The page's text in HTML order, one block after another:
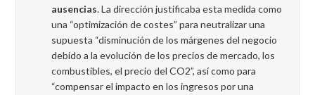
ausencias. La dirección justificaba esta medida como
una “optimización de costes” para neutralizar una
supuesta “disminución de los márgenes del negocio
debido a la evolución de los precios de mercado, los
combustibles, el precio del CO2”, así como para
“compensar el impacto en los ingresos por una